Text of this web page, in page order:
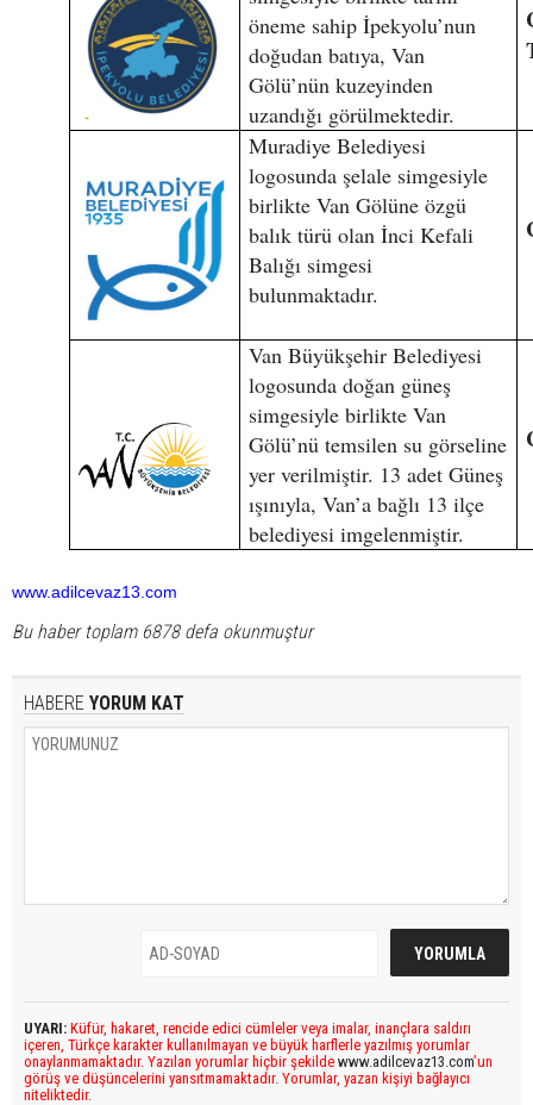
öneme sahip İpekyolu’nun
doğudan batıya, Van
Gölü’nün kuzeyinden
uzandığı görülmektedir.
Muradiye Belediyesi
logosunda şelale simgesiyle
birlikte Van Gölüne özgü
balık türü olan İnci Kefali
Balığı simgesi
bulunmaktadır.
Van Büyükşehir Belediyesi
logosunda doğan güneş
simgesiyle birlikte Van
Gölü’nü temsilen su görseline
yer verilmiştir. 13 adet Güneş
ışınıyla, Van’a bağlı 13 ilçe
belediyesi imgelenmiştir.
www.adilcevaz13.com
Bu haber toplam 6878 defa okunmuştur
HABERE YORUM KAT
UYARI: Küfür, hakaret, rencide edici cümleler veya imalar, inançlara saldırı
içeren, Türkçe karakter kullanılmayan ve büyük harflerle yazılmış yorumlar
onaylanmamaktadır. Yazılan yorumlar hiçbir şekilde www.adilcevaz13.com’un
görüş ve düşüncelerini yansıtmamaktadır. Yorumlar, yazan kişiyi bağlayıcı
niteliktedir.